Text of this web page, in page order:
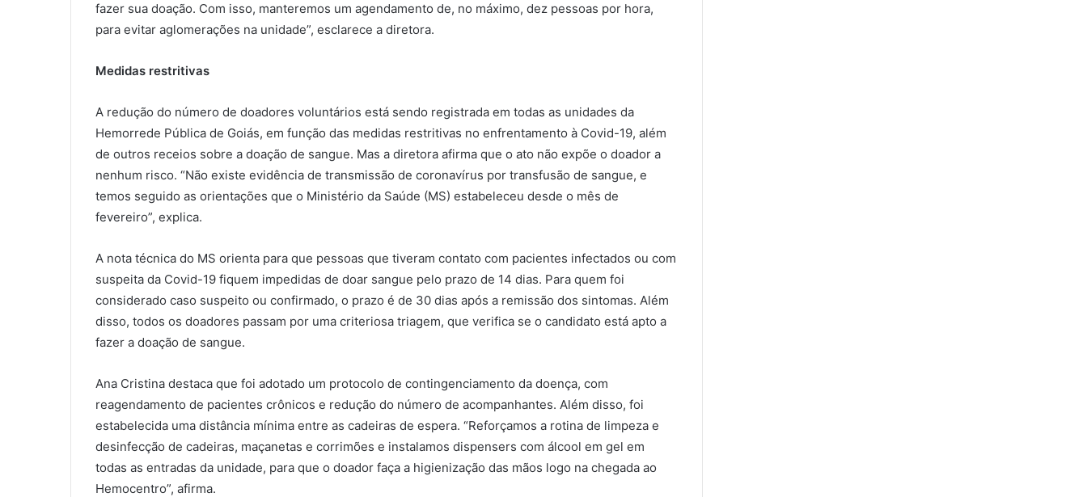
fazer sua doação. Com isso, manteremos um agendamento de, no máximo, dez pessoas por hora,
para evitar aglomerações na unidade”, esclarece a diretora.
Medidas restritivas
A redução do número de doadores voluntários está sendo registrada em todas as unidades da
Hemorrede Pública de Goiás, em função das medidas restritivas no enfrentamento à Covid-19, além
de outros receios sobre a doação de sangue. Mas a diretora afirma que o ato não expõe o doador a
nenhum risco. “Não existe evidência de transmissão de coronavírus por transfusão de sangue, e
temos seguido as orientações que o Ministério da Saúde (MS) estabeleceu desde o mês de
fevereiro”, explica.
A nota técnica do MS orienta para que pessoas que tiveram contato com pacientes infectados ou com
suspeita da Covid-19 fiquem impedidas de doar sangue pelo prazo de 14 dias. Para quem foi
considerado caso suspeito ou confirmado, o prazo é de 30 dias após a remissão dos sintomas. Além
disso, todos os doadores passam por uma criteriosa triagem, que verifica se o candidato está apto a
fazer a doação de sangue.
Ana Cristina destaca que foi adotado um protocolo de contingenciamento da doença, com
reagendamento de pacientes crônicos e redução do número de acompanhantes. Além disso, foi
estabelecida uma distância mínima entre as cadeiras de espera. “Reforçamos a rotina de limpeza e
desinfecção de cadeiras, maçanetas e corrimões e instalamos dispensers com álcool em gel em
todas as entradas da unidade, para que o doador faça a higienização das mãos logo na chegada ao
Hemocentro”, afirma.